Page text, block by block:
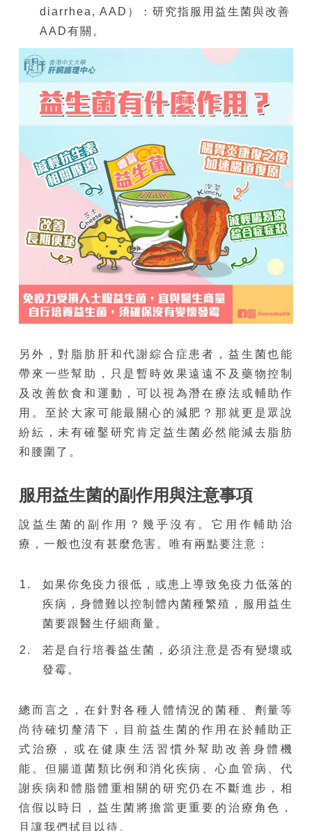
diarrhea, AAD）：研究指服用益生菌與改善
AAD有關。
另外，對脂肪肝和代謝綜合症患者，益生菌也能
帶來一些幫助，只是暫時效果遠遠不及藥物控制
及改善飲食和運動，可以視為潛在療法或輔助作
用。至於大家可能最關心的減肥？那就更是眾說
紛紜，未有確鑿研究肯定益生菌必然能減去脂肪
和腰圍了。
服用益生菌的副作用與注意事項
說益生菌的副作用？幾乎沒有。它用作輔助治
療，一般也沒有甚麼危害。唯有兩點要注意：
如果你免疫力很低，或患上導致免疫力低落的
疾病，身體難以控制體內菌種繁殖，服用益生
菌要跟醫生仔細商量。
若是自行培養益生菌，必須注意是否有變壞或
發霉。
總而言之，在針對各種人體情況的菌種、劑量等
尚待確切釐清下，目前益生菌的作用在於輔助正
式治療，或在健康生活習慣外幫助改善身體機
能。但腸道菌類比例和消化疾病、心血管病、代
謝疾病和體脂體重相關的研究仍在不斷進步，相
信假以時日，益生菌將擔當更重要的治療角色，
且讓我們拭目以待。